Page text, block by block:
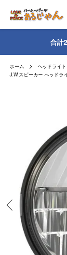
合計
ホーム
ヘッドライ
J.W.スピーカー ヘッドラ